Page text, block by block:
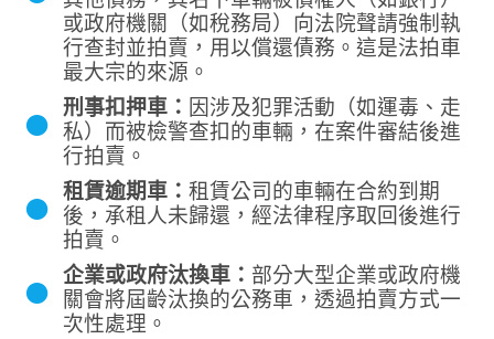
或政府機關（如稅務局）向法院聲請強制執
行查封並拍賣，用以償還債務。這是法拍車
最大宗的來源。
● 刑事扣押車： 因涉及犯罪活動（如運毒、走
私）而被檢警查扣的車輛，在案件審結後進
行拍賣。
● 租賃逾期車： 租賃公司的車輛在合約到期
後，承租人未歸還，經法律程序取回後進行
拍賣。
● 企業或政府汰換車： 部分大型企業或政府機
關會將屆齡汰換的公務車，透過拍賣方式一
次性處理。